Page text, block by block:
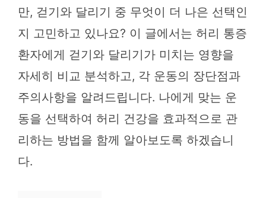
만, 걷기와 달리기 중 무엇이 더 나은 선택인
지 고민하고 있나요? 이 글에서는 허리 통증
환자에게 걷기와 달리기가 미치는 영향을
자세히 비교 분석하고, 각 운동의 장단점과
주의사항을 알려드립니다. 나에게 맞는 운
동을 선택하여 허리 건강을 효과적으로 관
리하는 방법을 함께 알아보도록 하겠습니
다.